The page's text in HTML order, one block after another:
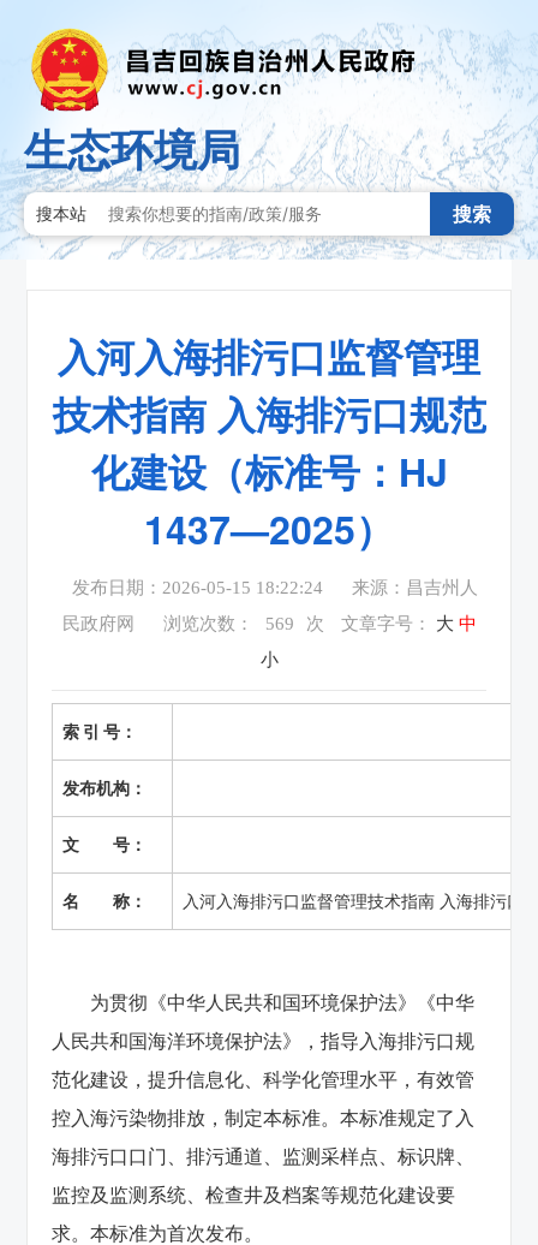
生态环境局
搜本站 搜索
入河入海排污口监督管理
技术指南 入海排污口规范
化建设（标准号：HJ
1437—2025）
发布日期：2026-05-15 18:22:24
来源：昌吉州人
民政府网
浏览次数： 569 次 文章字号： 大 中
小
索 引 号：
发布机构：
文 号：
名 称： 入河入海排污口监督管理技术指南 入海排污
为贯彻《中华人民共和国环境保护法》《中华
人民共和国海洋环境保护法》，指导入海排污口规
范化建设，提升信息化、科学化管理水平，有效管
控入海污染物排放，制定本标准。本标准规定了入
海排污口口门、排污通道、监测采样点、标识牌、
监控及监测系统、检查井及档案等规范化建设要
求。本标准为首次发布。